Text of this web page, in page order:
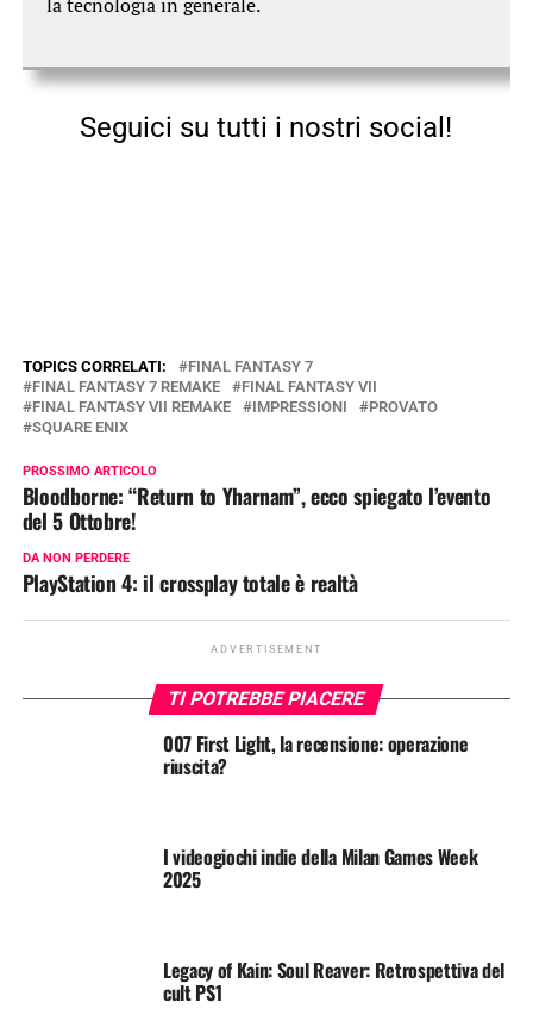
Seguici su tutti i nostri social!
TOPICS CORRELATI:
FINAL FANTASY 7
FINAL FANTASY 7 REMAKE
FINAL FANTASY VII
FINAL FANTASY VII REMAKE
IMPRESSIONI
PROVATO
SQUARE ENIX
PROSSIMO ARTICOLO
Bloodborne: “Return to Yharnam”, ecco spiegato l’evento
del 5 Ottobre!
DA NON PERDERE
PlayStation 4: il crossplay totale è realtà
ADVERTISEMENT
TI POTREBBE PIACERE
007 First Light, la recensione: operazione
riuscita?
I videogiochi indie della Milan Games Week
2025
Legacy of Kain: Soul Reaver: Retrospettiva del
cult PS1